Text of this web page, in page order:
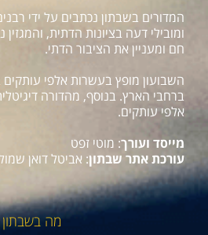
המדורים בשבתון נכתבים על ידי
ומובילי דעה בציונות הדתית,
חם ומעניין את הציבור הדתי.
ברחבי הארץ. בנוסף, מהדורה
אלפי עותקים.
מייסד ועורך: מוטי זפט
עורכת אתר שבתון: אביטל דואן
מה בשבתון